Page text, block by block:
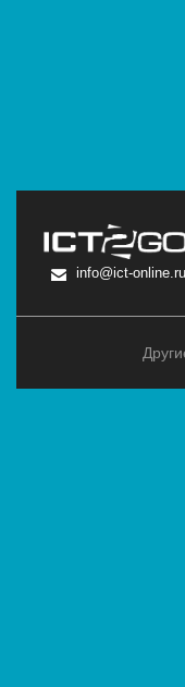
info@ict-online.ru